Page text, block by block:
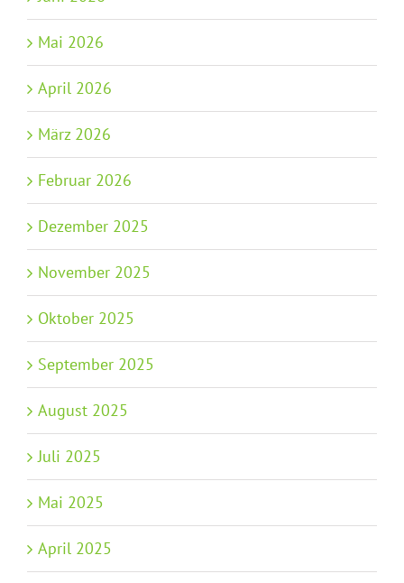
Mai 2026
April 2026
März 2026
Februar 2026
Dezember 2025
November 2025
Oktober 2025
September 2025
August 2025
Juli 2025
Mai 2025
April 2025